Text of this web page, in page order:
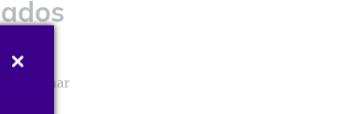
informar